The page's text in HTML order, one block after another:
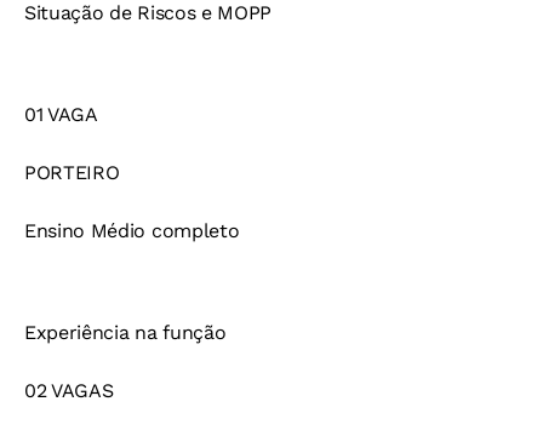
Situação de Riscos e MOPP
01 VAGA
PORTEIRO
Ensino Médio completo
Experiência na função
02 VAGAS